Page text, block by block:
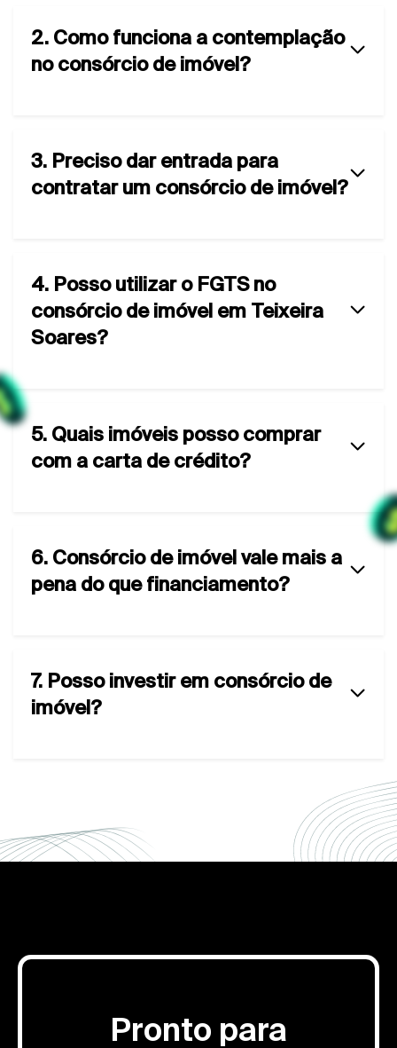
2. Como funciona a contemplação
no consórcio de imóvel?
3. Preciso dar entrada para
contratar um consórcio de imóvel?
4. Posso utilizar o FGTS no
consórcio de imóvel em Teixeira
Soares?
5. Quais imóveis posso comprar
com a carta de crédito?
6. Consórcio de imóvel vale mais a
pena do que financiamento?
7. Posso investir em consórcio de
imóvel?
Pronto para